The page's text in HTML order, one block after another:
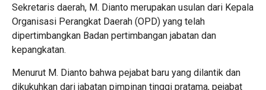
Sekretaris daerah, M. Dianto merupakan usulan dari Kepala
Organisasi Perangkat Daerah (OPD) yang telah
dipertimbangkan Badan pertimbangan jabatan dan
kepangkatan.
Menurut M. Dianto bahwa pejabat baru yang dilantik dan
dikukuhkan dari jabatan pimpinan tinggi pratama, pejabat